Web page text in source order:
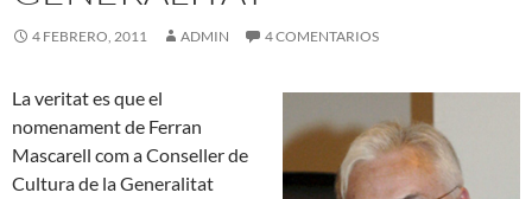
4 FEBRERO, 2011 ADMIN 4 COMENTARIOS
La veritat es que el
nomenament de Ferran
Mascarell com a Conseller de
Cultura de la Generalitat